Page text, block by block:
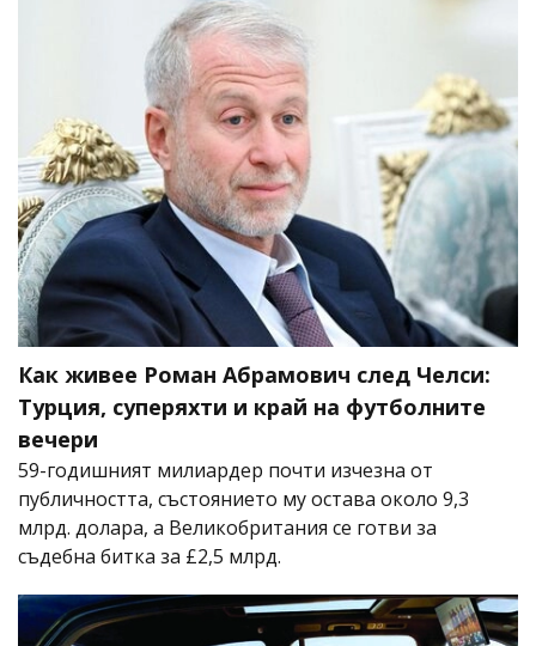
Как живее Роман Абрамович след Челси:
Турция, суперяхти и край на футболните
вечери
59-годишният милиардер почти изчезна от
публичността, състоянието му остава около 9,3
млрд. долара, а Великобритания се готви за
съдебна битка за £2,5 млрд.